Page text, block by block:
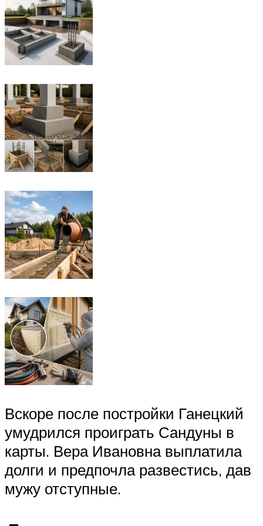
Вскоре после постройки Ганецкий
умудрился проиграть Сандуны в
карты. Вера Ивановна выплатила
долги и предпочла развестись, дав
мужу отступные.